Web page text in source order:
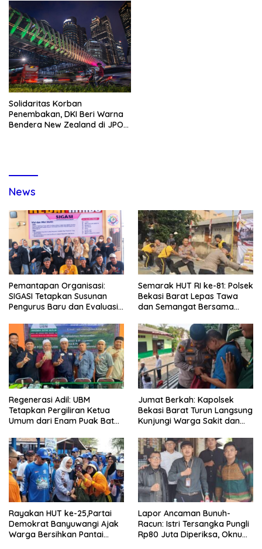
Solidaritas Korban
Penembakan, DKI Beri Warna
Bendera New Zealand di JPO
News
Pemantapan Organisasi:
SIGASI Tetapkan Susunan
Pengurus Baru dan Evaluasi
Semarak HUT RI ke-81: Polsek
Bekasi Barat Lepas Tawa
dan Semangat Bersama
Regenerasi Adil: UBM
Tetapkan Pergiliran Ketua
Umum dari Enam Puak Batak
Jumat Berkah: Kapolsek
Bekasi Barat Turun Langsung
Kunjungi Warga Sakit dan
Rayakan HUT ke-25,Partai
Demokrat Banyuwangi Ajak
Warga Bersihkan Pantai
Lapor Ancaman Bunuh-
Racun: Istri Tersangka Pungli
Rp80 Juta Diperiksa, Oknum